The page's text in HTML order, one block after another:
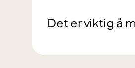
Det er viktig å